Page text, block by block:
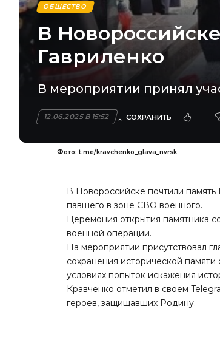
ОБЩЕСТВО
В
Гавриленко
В мероприятии принял
12.06.2025 В 15:52
Фото: t.me/kravchenko_glava_nvrsk
В Новороссийске почтили
павшего в зоне СВО военного.
Церемония открытия памятника
военной операции.
На мероприятии присутствовал
сохранения исторической
условиях попыток искажения
Кравченко отметил в своем
героев, защищавших Родину.